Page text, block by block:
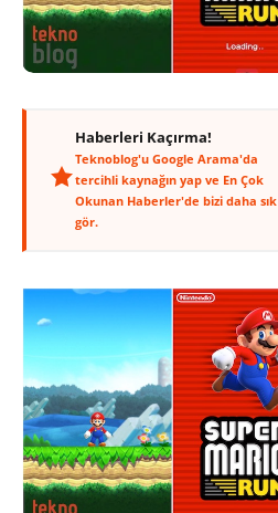
Haberleri Kaçırma!
Teknoblog'u Google Arama'da
tercihli kaynağın yap ve En Çok
Okunan Haberler'de bizi daha sık
gör.